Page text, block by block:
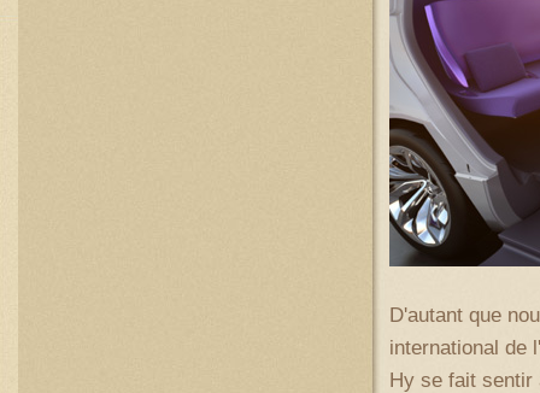
D'autant que
international de
Hy se fait sentir